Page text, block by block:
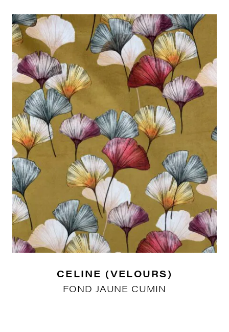
CELINE (VELOURS)
FOND JAUNE CUMIN